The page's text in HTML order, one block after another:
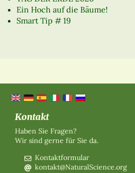
Ein Hoch auf die Bäume!
Smart Tip # 19
Kontakt
Haben Sie Fragen?
Wir sind gerne für Sie da.
Kontaktformular
kontakt@NaturalScience.org